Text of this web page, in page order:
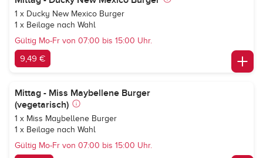
1 x Ducky New Mexico Burger
1 x Beilage nach Wahl
Gültig Mo-Fr von 07:00 bis 15:00 Uhr.
9,49 €
Mittag - Miss Maybellene Burger
(vegetarisch)
1 x Miss Maybellene Burger
1 x Beilage nach Wahl
Gültig Mo-Fr von 07:00 bis 15:00 Uhr.